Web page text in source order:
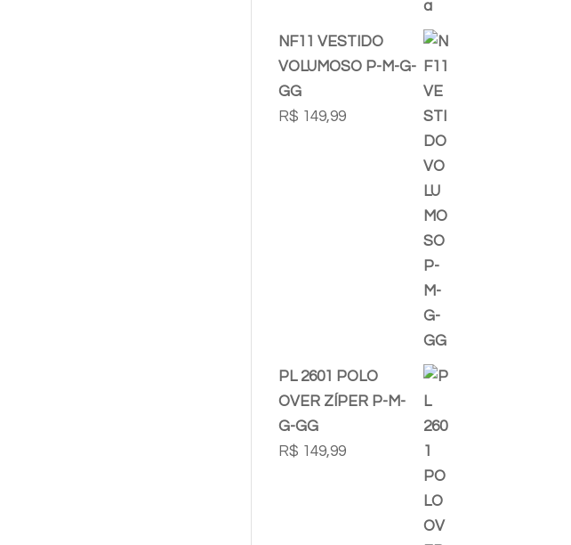
NF11 VESTIDO
VOLUMOSO P-M-G-
GG
R$ 149,99
PL 2601 POLO
OVER ZÍPER P-M-
G-GG
R$ 149,99